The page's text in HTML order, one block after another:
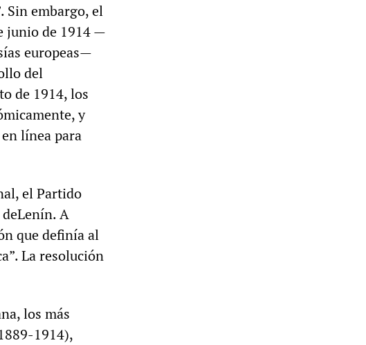
Sin embargo, el
junio de 1914 —
europeas—
del
de 1914, los
y
línea para
el Partido
A
que definía al
La resolución
los más
1914),